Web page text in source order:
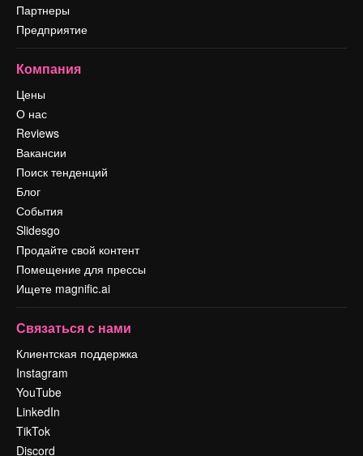
Партнеры
Предприятие
Компания
Цены
О нас
Reviews
Вакансии
Поиск тенденций
Блог
События
Slidesgo
Продайте свой контент
Помещение для прессы
Ищете magnific.ai
Связаться с нами
Клиентская поддержка
Instagram
YouTube
LinkedIn
TikTok
Discord